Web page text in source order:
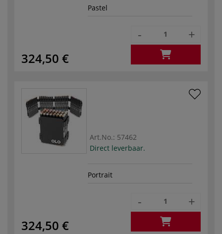
Pastel
324,50 €
- +
Art.No.: 57462
Direct leverbaar.
Portrait
324,50 €
- +